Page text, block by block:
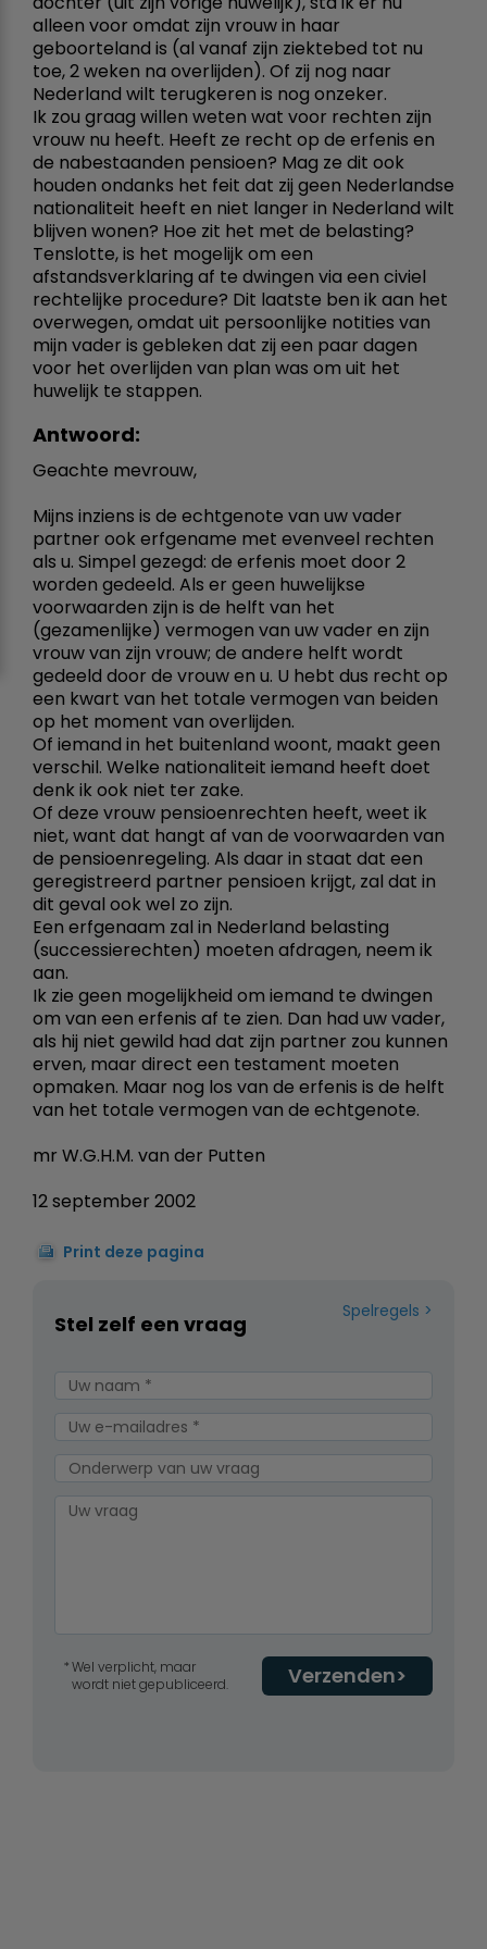
alleen voor omdat zijn vrouw in haar
geboorteland is (al vanaf zijn ziektebed tot nu
toe, 2 weken na overlijden). Of zij nog naar
Nederland wilt terugkeren is nog onzeker.
Ik zou graag willen weten wat voor rechten zijn
vrouw nu heeft. Heeft ze recht op de erfenis en
de nabestaanden pensioen? Mag ze dit ook
houden ondanks het feit dat zij geen Nederlandse
nationaliteit heeft en niet langer in Nederland wilt
blijven wonen? Hoe zit het met de belasting?
Tenslotte, is het mogelijk om een
afstandsverklaring af te dwingen via een civiel
rechtelijke procedure? Dit laatste ben ik aan het
overwegen, omdat uit persoonlijke notities van
mijn vader is gebleken dat zij een paar dagen
voor het overlijden van plan was om uit het
huwelijk te stappen.
Antwoord:
Geachte mevrouw,
Mijns inziens is de echtgenote van uw vader
partner ook erfgename met evenveel rechten
als u. Simpel gezegd: de erfenis moet door 2
worden gedeeld. Als er geen huwelijkse
voorwaarden zijn is de helft van het
(gezamenlijke) vermogen van uw vader en zijn
vrouw van zijn vrouw; de andere helft wordt
gedeeld door de vrouw en u. U hebt dus recht op
een kwart van het totale vermogen van beiden
op het moment van overlijden.
Of iemand in het buitenland woont, maakt geen
verschil. Welke nationaliteit iemand heeft doet
denk ik ook niet ter zake.
Of deze vrouw pensioenrechten heeft, weet ik
niet, want dat hangt af van de voorwaarden van
de pensioenregeling. Als daar in staat dat een
geregistreerd partner pensioen krijgt, zal dat in
dit geval ook wel zo zijn.
Een erfgenaam zal in Nederland belasting
(successierechten) moeten afdragen, neem ik
aan.
Ik zie geen mogelijkheid om iemand te dwingen
om van een erfenis af te zien. Dan had uw vader,
als hij niet gewild had dat zijn partner zou kunnen
erven, maar direct een testament moeten
opmaken. Maar nog los van de erfenis is de helft
van het totale vermogen van de echtgenote.
mr W.G.H.M. van der Putten
12 september 2002
Print deze pagina
Spelregels
Stel zelf een vraag
Verzenden
Wel verplicht, maar
wordt niet gepubliceerd.